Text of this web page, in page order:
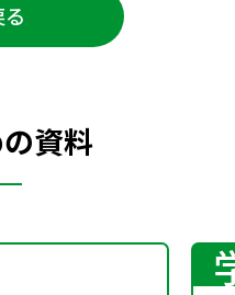
資料